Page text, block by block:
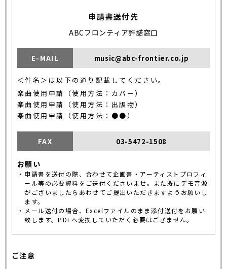
申請書送付先
ABCフロンティア許諾窓口
E-MAIL music@abc-frontier.co.jp
＜件名＞は以下の通り記載してください。
楽曲使用申請（使用方法：カバー）
楽曲使用申請（使用方法：出版物）
楽曲使用申請（使用方法：●●）
FAX 03-5472-1508
お願い
申請書を送付の際、合わせて企画書・アーティストプロフィ
ール等の必要資料をご送付くださいませ。また既にデモ音源
がございましたらあわせてご提出いただきますようお願いし
ます。
メール送付の場合、Excelファイルのまま添付送付をお願い
致します。PDFへ変換していただく必要はござません。
ご注意